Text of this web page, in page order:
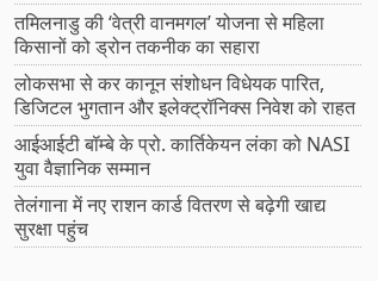
तमिलनाडु की ‘वेत्री वानमगल’ योजना से महिला
किसानों को ड्रोन तकनीक का सहारा
लोकसभा से कर कानून संशोधन विधेयक पारित,
डिजिटल भुगतान और इलेक्ट्रॉनिक्स निवेश को राहत
आईआईटी बॉम्बे के प्रो. कार्तिकेयन लंका को NASI
युवा वैज्ञानिक सम्मान
तेलंगाना में नए राशन कार्ड वितरण से बढ़ेगी खाद्य
सुरक्षा पहुंच